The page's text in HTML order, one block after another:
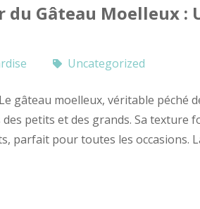
du Gâteau Moelleux :
Uncategorized
gâteau moelleux, véritable péché
petits et des grands. Sa texture
parfait pour toutes les occasions.